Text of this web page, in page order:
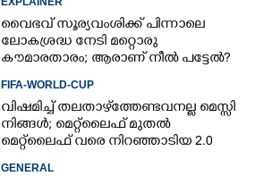
വൈഭവ് സൂര്യവംശിക്ക് പിന്നാലെ
ലോകശ്രദ്ധ നേടി മറ്റൊരു
കൗമാരതാരം; ആരാണ് നീൽ പട്ടേൽ?
FIFA-WORLD-CUP
വിഷമിച്ച് തലതാഴ്‌ത്തേണ്ടവനല്ല മെസ്സി
നിങ്ങള്‍; മെറ്റ്‌ലൈഫ് മുതല്‍
മെറ്റ്‌ലൈഫ് വരെ നിറഞ്ഞാടിയ 2.0
GENERAL